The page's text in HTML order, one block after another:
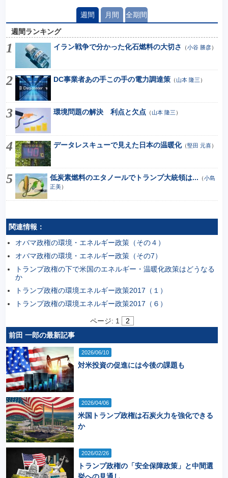
週間 月間 全期間
週間ランキング
イラン戦争で分かった化石燃料の大切さ
（小谷 勝彦）
DC事業者あの手この手の電力調達策（山本 隆三 ）
環境問題の解決 利点と欠点 （山本 隆三 ）
データレスキューで見えた日本の温暖化（堅田 元喜）
低炭素燃料のエタノールでトランプ大統領は... （小島
正美）
関連情報：
オバマ政権の環境・エネルギー政策（その４）
オバマ政権の環境・エネルギー政策（その7）
トランプ政権の下で米国のエネルギー・温暖化政策はどうなる
か
トランプ政権の環境エネルギー政策2017（１）
トランプ政権の環境エネルギー政策2017（６）
ページ: 1
2
前田 一郎の最新記事
2026/06/10
対米投資の促進には今後の課題も
2026/04/06
米国トランプ政権は石炭火力を強化できる
か
2026/02/26
トランプ政権の「安全保障政策」と中間選
挙への見通し